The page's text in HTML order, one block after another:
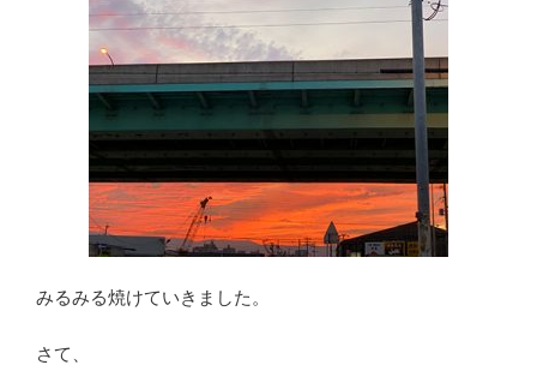
みるみる焼けていきました。
さて、